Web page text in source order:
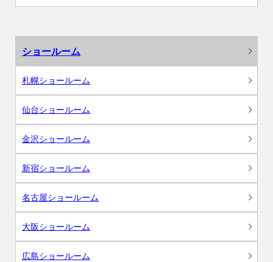
ショールーム
札幌ショールーム
仙台ショールーム
金沢ショールーム
新宿ショールーム
名古屋ショールーム
大阪ショールーム
広島ショールーム